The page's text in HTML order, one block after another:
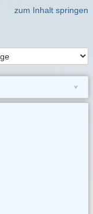
zum Inhalt springen